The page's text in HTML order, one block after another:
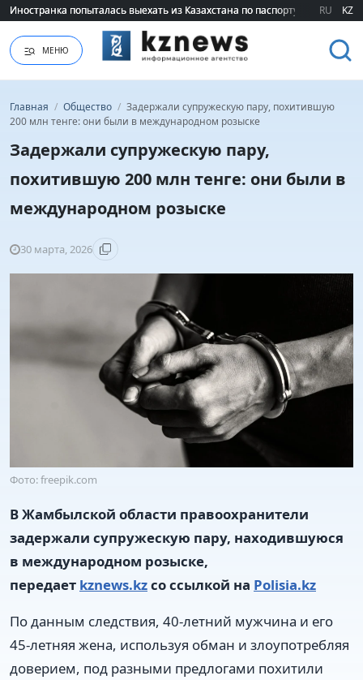
Иностранка попыталась выехать из Казахстана по паспорту сестры
Иностранка попыталась выехать из Казахстана по паспорту сестры
RU KZ
МЕНЮ
Главная / Общество / Задержали супружескую пару, похитившую
200 млн тенге: они были в международном розыске
Задержали супружескую пару,
похитившую 200 млн тенге: они были в
международном розыске
30 марта, 2026
Фото: freepik.com
В Жамбылской области правоохранители
задержали супружескую пару, находившуюся
в международном розыске,
передает kznews.kzсо ссылкой на Polisia.kz
По данным следствия, 40-летний мужчина и его
45-летняя жена, используя обман и злоупотребляя
доверием, под разными предлогами похитили